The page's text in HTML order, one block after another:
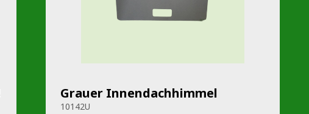
Grauer Innendachhimmel
10142U